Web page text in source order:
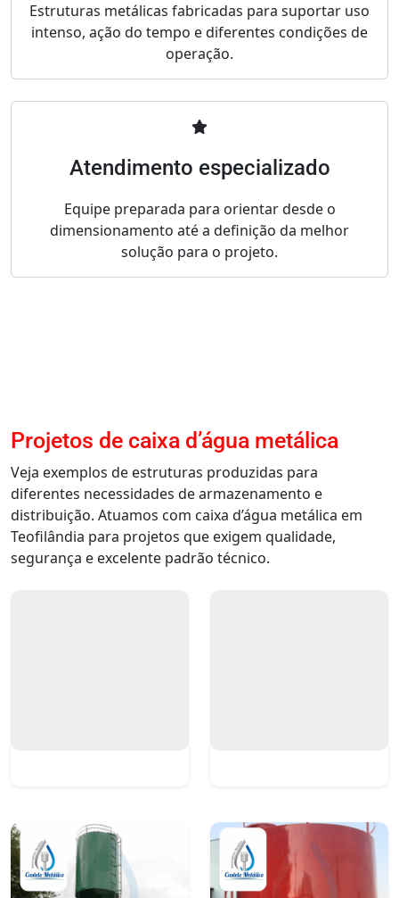
Estruturas metálicas fabricadas para suportar uso
intenso, ação do tempo e diferentes condições de
operação.
Atendimento especializado
Equipe preparada para orientar desde o
dimensionamento até a definição da melhor
solução para o projeto.
Projetos de caixa d’água metálica
Veja exemplos de estruturas produzidas para
diferentes necessidades de armazenamento e
distribuição. Atuamos com caixa d’água metálica em
Teofilândia para projetos que exigem qualidade,
segurança e excelente padrão técnico.